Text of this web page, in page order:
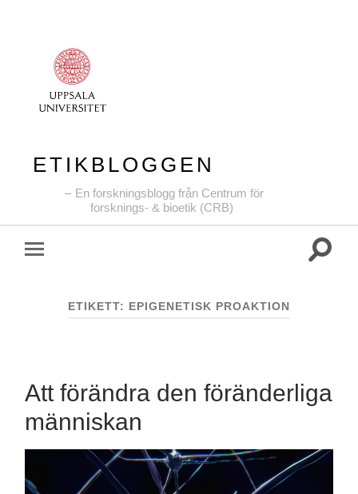
ETIKBLOGGEN
En forskningsblogg från Centrum för
forsknings- & bioetik (CRB)
Slå
ETIKETT: EPIGENETISK PROAKTION
Att förändra den föränderliga
människan